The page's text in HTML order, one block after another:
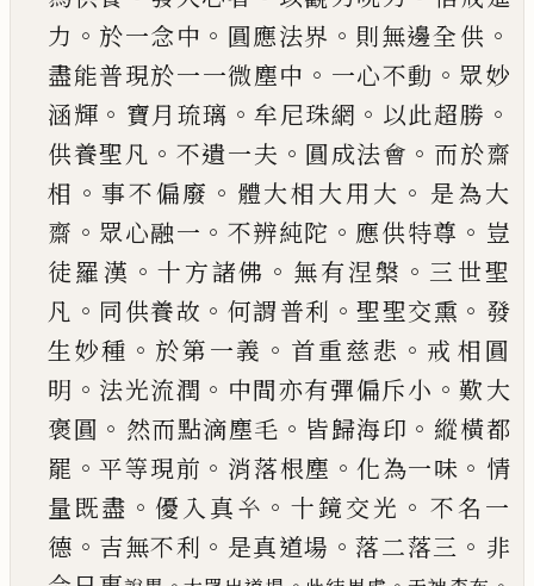
力 。 於一念中 。 圓應法界 。 則無邊全供 。
盡能普現於一一微塵中 。 一心不動 。 眾妙
涵輝 。 寶月琉璃 。 牟尼珠網 。 以此超勝 。
供養聖凡 。 不遺一夫 。 圓成法會 。 而於齋
相 。 事不偏廢 。 體大相大用大 。 是為大
齋 。 眾心融一 。 不辨純陀 。 應供特尊 。 豈
徒羅 漢 。 十方諸佛 。 無有涅槃 。 三世聖
凡 。 同供養故 。 何謂普利 。 聖聖交熏 。 發
生妙種 。 於第一義 。 首重慈悲 。 戒 相圓
明 。 法光流潤 。 中間亦有彈偏斥小 。 歎大
褒圓 。 然而點滴塵毛 。 皆歸海印 。 縱橫都
罷 。 平等現前 。 消落根塵 。 化為一味 。 情
量既盡 。 優入真𢆯 。 十鏡交光 。 不名一
德 。 吉無不利 。 是真道場 。 落二落三 。 非